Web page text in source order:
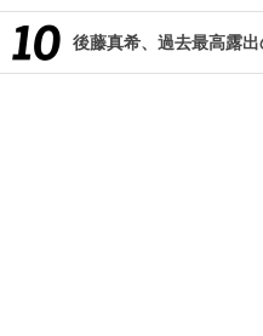
後藤真希、過去最高露